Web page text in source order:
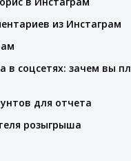
из Инстаграм
в соцсетях: зачем вы
для отчета
розыгрыша